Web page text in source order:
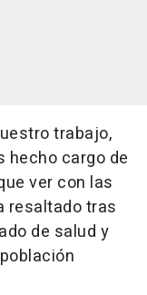
trabajo,
hecho cargo de
ver con las
resaltado tras
de salud y